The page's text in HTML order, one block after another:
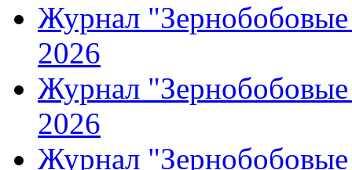
Журнал
2026
Журнал
2026
Журнал